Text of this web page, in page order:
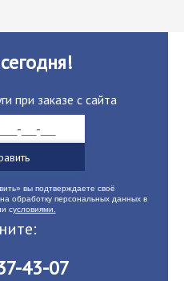
при заказе с сайта
вы подтверждаете своё
обработку персональных данных в
сусловиями.
43-07